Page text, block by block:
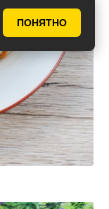
ПОНЯТНО